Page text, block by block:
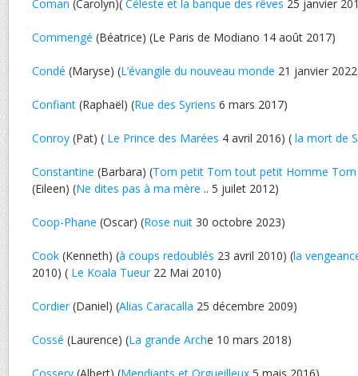
Coman (Carolyn)( Céleste et la banque des rêves 25 janvier
Commengé (Béatrice) (Le Paris de Modiano 14 août 2017)
Condé (Maryse) (L’évangile du nouveau monde 21 janvier
Confiant (Raphaël) (Rue des Syriens 6 mars 2017)
Conroy (Pat) ( Le Prince des Marées 4 avril 2016) ( la mort de
Constantine (Barbara) (Tom petit Tom tout petit Homme Tom
(Eileen) (Ne dites pas à ma mère .. 5 juilet 2012)
Coop-Phane (Oscar) (Rose nuit 30 octobre 2023)
Cook (Kenneth) (à coups redoublés 23 avril 2010) (la
2010) ( Le Koala Tueur22 Mai 2010)
Cordier(Daniel) (Alias Caracalla 25 décembre 2009)
Cossé (Laurence) (La grande Arche 10 mars 2018)